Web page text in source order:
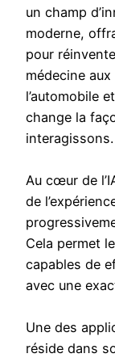
un champ
moderne,
pour
médecine
l’automobile
change la
interagissons.
Au cœur de
de
Cela permet
capables de
avec une
Une des
réside dans